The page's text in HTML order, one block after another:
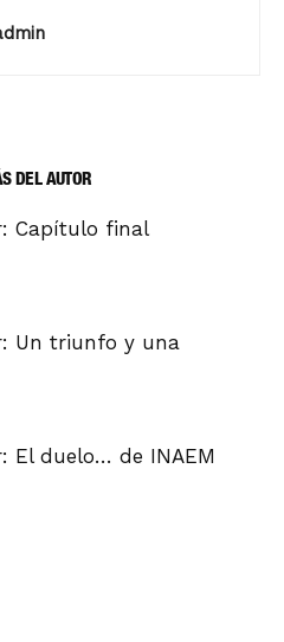
DEL AUTOR
Capítulo final
Un triunfo y una
El duelo… de INAEM